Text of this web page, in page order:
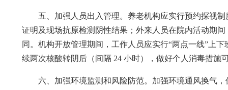
五、加强人员出入管理。养老机构应实行预约探视
证明及现场抗原检测阴性结果；外来人员在院内活动期
同。机构开放管理期间，工作人员应实行“两点一线”上
续两次核酸转阴后（间隔 24 小时），做好个人消毒措施
六、加强环境监测和风险防范。加强环境通风换气